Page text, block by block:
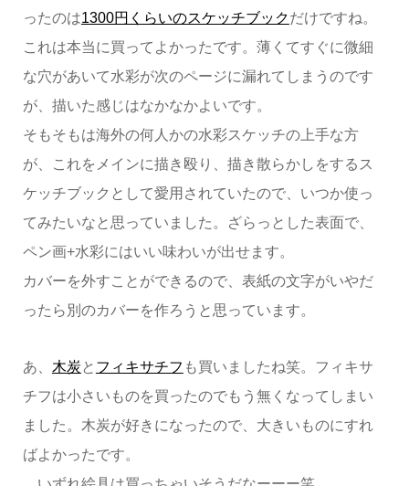
ったのは1300円くらいのスケッチブックだけですね。
これは本当に買ってよかったです。薄くてすぐに微細
な穴があいて水彩が次のページに漏れてしまうのです
が、描いた感じはなかなかよいです。
そもそもは海外の何人かの水彩スケッチの上手な方
が、これをメインに描き殴り、描き散らかしをするス
ケッチブックとして愛用されていたので、いつか使っ
てみたいなと思っていました。ざらっとした表面で、
ペン画+水彩にはいい味わいが出せます。
カバーを外すことができるので、表紙の文字がいやだ
ったら別のカバーを作ろうと思っています。
あ、 木炭 と フィキサチフ も買いましたね笑。フィキサ
チフは小さいものを買ったのでもう無くなってしまい
ました。木炭が好きになったので、大きいものにすれ
ばよかったです。